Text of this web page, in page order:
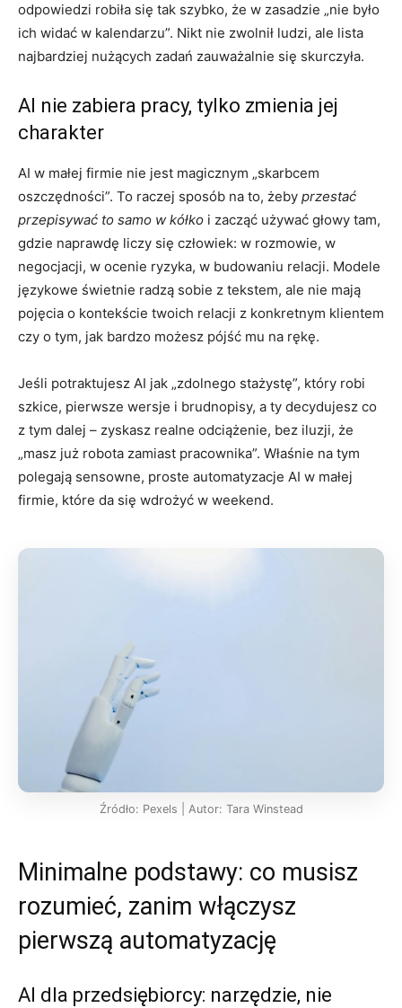
odpowiedzi robiła się tak szybko, że w zasadzie „nie było
ich widać w kalendarzu”. Nikt nie zwolnił ludzi, ale lista
najbardziej nużących zadań zauważalnie się skurczyła.
AI nie zabiera pracy, tylko zmienia jej
charakter
AI w małej firmie nie jest magicznym „skarbcem
oszczędności”. To raczej sposób na to, żeby przestać
przepisywać to samo w kółko i zacząć używać głowy tam,
gdzie naprawdę liczy się człowiek: w rozmowie, w
negocjacji, w ocenie ryzyka, w budowaniu relacji. Modele
językowe świetnie radzą sobie z tekstem, ale nie mają
pojęcia o kontekście twoich relacji z konkretnym klientem
czy o tym, jak bardzo możesz pójść mu na rękę.
Jeśli potraktujesz AI jak „zdolnego stażystę”, który robi
szkice, pierwsze wersje i brudnopisy, a ty decydujesz co
z tym dalej – zyskasz realne odciążenie, bez iluzji, że
„masz już robota zamiast pracownika”. Właśnie na tym
polegają sensowne, proste automatyzacje AI w małej
firmie, które da się wdrożyć w weekend.
Źródło: Pexels | Autor: Tara Winstead
Minimalne podstawy: co musisz
rozumieć, zanim włączysz
pierwszą automatyzację
AI dla przedsiębiorcy: narzędzie, nie